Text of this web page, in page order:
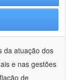
da atuação dos
e nas gestões
de